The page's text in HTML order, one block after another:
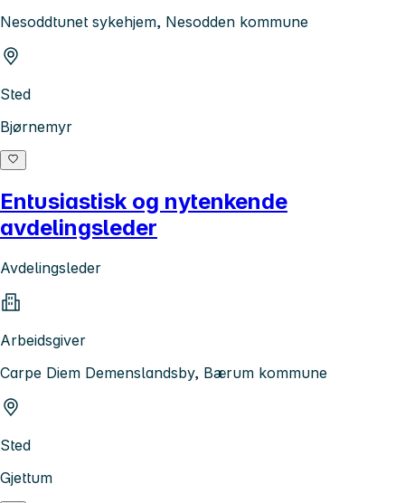
Nesoddtunet sykehjem, Nesodden kommune
Sted
Bjørnemyr
Entusiastisk og nytenkende
avdelingsleder
Avdelingsleder
Arbeidsgiver
Carpe Diem Demenslandsby, Bærum kommune
Sted
Gjettum